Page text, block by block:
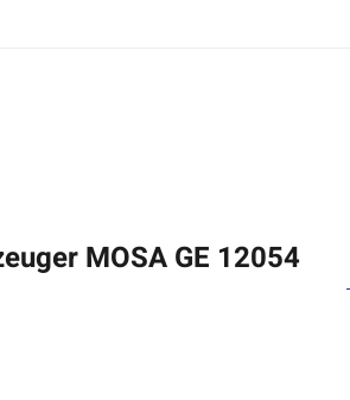
MOSA GE 12054